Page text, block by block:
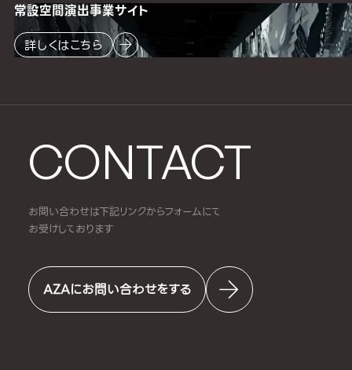
CONTACT
お問い合わせは下記リンクからフォームにて
お受けしております
AZAにお問い合わせをする
常設空間演出事業サイト
詳しくはこちら